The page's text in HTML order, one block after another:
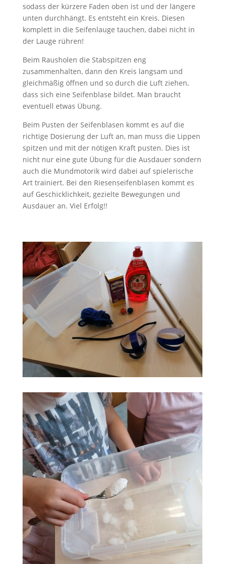
sodass der kürzere Faden oben ist und der längere
unten durchhängt. Es entsteht ein Kreis. Diesen
komplett in die Seifenlauge tauchen, dabei nicht in
der Lauge rühren!
Beim Rausholen die Stabspitzen eng
zusammenhalten, dann den Kreis langsam und
gleichmäßig öffnen und so durch die Luft ziehen,
dass sich eine Seifenblase bildet. Man braucht
eventuell etwas Übung.
Beim Pusten der Seifenblasen kommt es auf die
richtige Dosierung der Luft an, man muss die Lippen
spitzen und mit der nötigen Kraft pusten. Dies ist
nicht nur eine gute Übung für die Ausdauer sondern
auch die Mundmotorik wird dabei auf spielerische
Art trainiert. Bei den Riesenseifenblasen kommt es
auf Geschicklichkeit, gezielte Bewegungen und
Ausdauer an. Viel Erfolg!!